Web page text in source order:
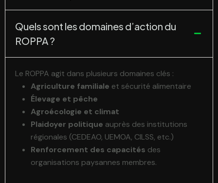
Quels sont les domaines d’action du
ROPPA ?
Le ROPPA agit dans plusieurs domaines clés :
Agriculture familiale et sécurité alimentaire
Élevage et pêche
Agroécologie et climat
Plaidoyer politique auprès des institutions
régionales (CEDEAO, UEMOA, CILSS, etc.)
Renforcement des capacités des
organisations paysannes membres.